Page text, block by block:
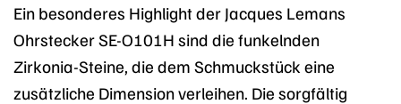
Ein besonderes Highlight der Jacques Lemans
Ohrstecker SE-O101H sind die funkelnden
Zirkonia-Steine, die dem Schmuckstück eine
zusätzliche Dimension verleihen. Die sorgfältig